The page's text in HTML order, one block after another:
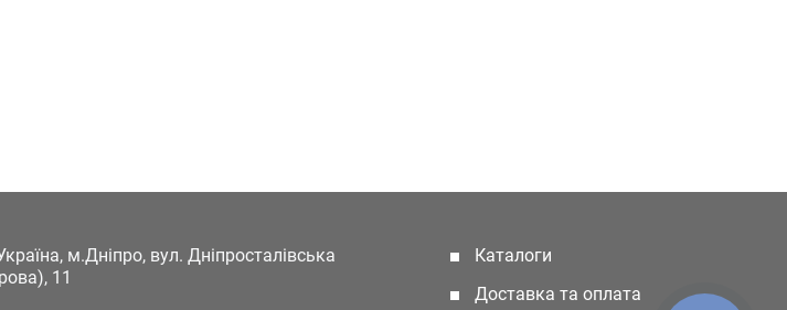
м.Дніпро, вул. Дніпросталівська
11
Каталоги
Доставка та оплата